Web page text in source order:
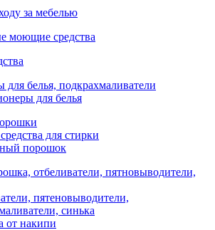
за мебелью
моющие средства
белья, подкрахмаливатели
для белья
для стирки
порошок
отбеливатели, пятновыводители,
пятеновыводители,
синька
от накипи